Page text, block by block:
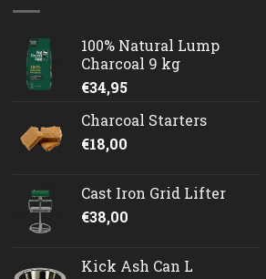
100% Natural Lump
Charcoal 9 kg
€34,95
Charcoal Starters
€18,00
Cast Iron Grid Lifter
€38,00
Kick Ash Can L